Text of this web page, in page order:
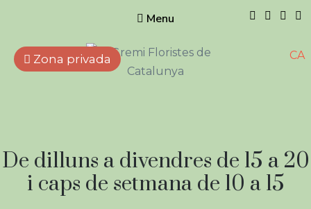
Menu
Empreses que treballen
amb flors, plantes naturals i
artificials, elements
complementaris i afins.
CA
Zona privada
Horari:
De dilluns a divendres de 15 a 20
i caps de setmana de 10 a 15